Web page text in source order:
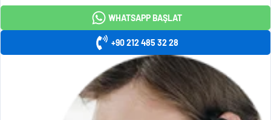
WHATSAPP BAŞLAT
+90 212 485 32 28